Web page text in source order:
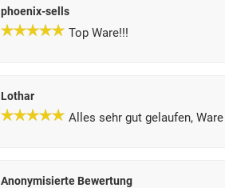
phoenix-sells
Top Ware!!!
Lothar
Alles sehr gut gelaufen,
Anonymisierte Bewertung